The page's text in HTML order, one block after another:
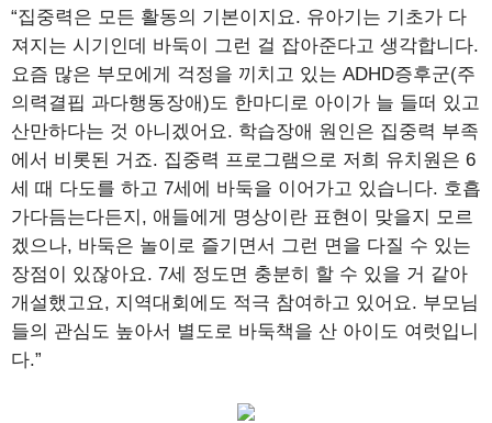
“집중력은 모든 활동의 기본이지요. 유아기는 기초가 다
져지는 시기인데 바둑이 그런 걸 잡아준다고 생각합니다.
요즘 많은 부모에게 걱정을 끼치고 있는 ADHD증후군(주
의력결핍 과다행동장애)도 한마디로 아이가 늘 들떠 있고
산만하다는 것 아니겠어요. 학습장애 원인은 집중력 부족
에서 비롯된 거죠. 집중력 프로그램으로 저희 유치원은 6
세 때 다도를 하고 7세에 바둑을 이어가고 있습니다. 호흡
가다듬는다든지, 애들에게 명상이란 표현이 맞을지 모르
겠으나, 바둑은 놀이로 즐기면서 그런 면을 다질 수 있는
장점이 있잖아요. 7세 정도면 충분히 할 수 있을 거 같아
개설했고요, 지역대회에도 적극 참여하고 있어요. 부모님
들의 관심도 높아서 별도로 바둑책을 산 아이도 여럿입니
다.”